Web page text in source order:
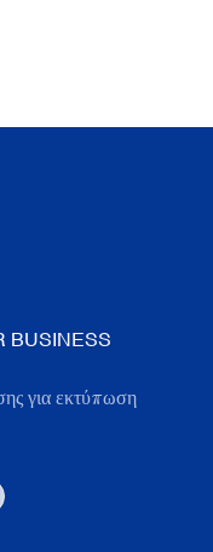
BUSINESS
για εκτύπωση